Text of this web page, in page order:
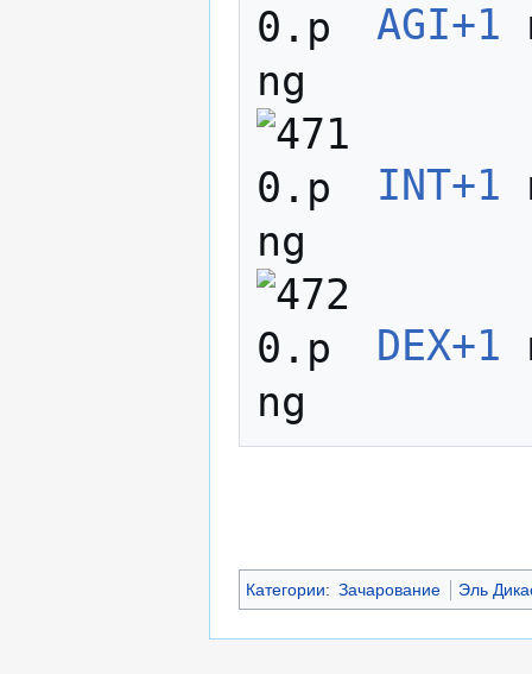
AGI+1
INT+1
DEX+1
Категории: Зачарование Эль